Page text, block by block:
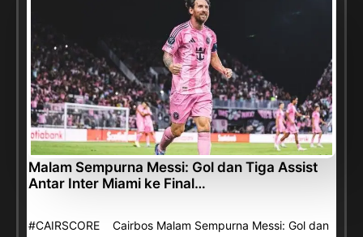
Malam Sempurna Messi: Gol dan Tiga Assist
Antar Inter Miami ke Final…
#CAIRSCORE Cairbos Malam Sempurna Messi: Gol dan